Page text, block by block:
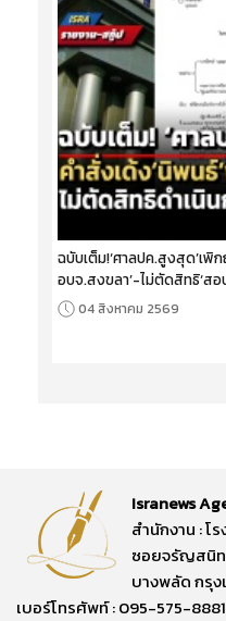
ฉบับเต็ม!‘ศาลปค.สูงสุด’เพิ
อบจ.สงขลา’-ไม่ตัดสิทธิ‘สอ
04 สิงหาคม 2569
Isranews
สำนักงาน : โ
ซอยจรัญสนิท
บางพลัด กรุ
เบอร์โทรศัพท์ : 095-575-